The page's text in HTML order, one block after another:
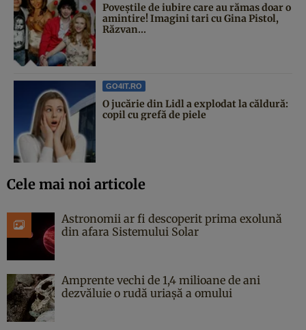
Poveştile de iubire care au rămas doar o
amintire! Imagini tari cu Gina Pistol,
Răzvan...
GO4IT.RO
O jucărie din Lidl a explodat la căldură:
copil cu grefă de piele
Cele mai noi articole
Astronomii ar fi descoperit prima exolună
din afara Sistemului Solar
Amprente vechi de 1,4 milioane de ani
dezvăluie o rudă uriașă a omului